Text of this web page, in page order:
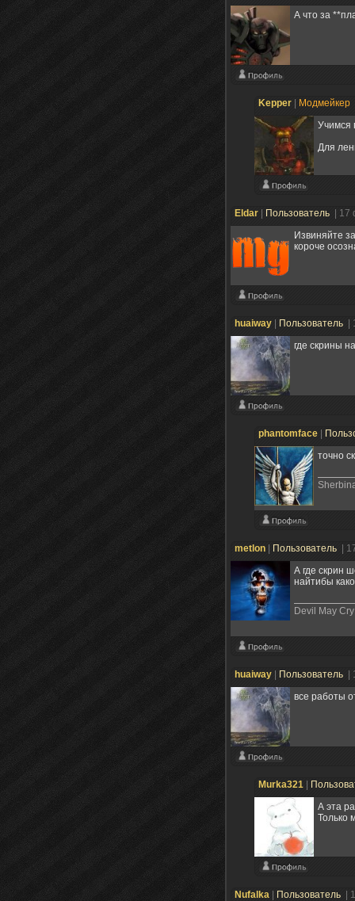
А что за
Kepper Модмейкер
Учимся
Для
Eldar Пользователь
|
Извиняйте
короче
huaiway Пользователь
где скрины
phantomface
точно
metlon Пользователь
|
А где скрин
найтибы
Devil May Cry
huaiway Пользователь
все работы
Murka321
А эта
Только
Nufalka Пользователь |